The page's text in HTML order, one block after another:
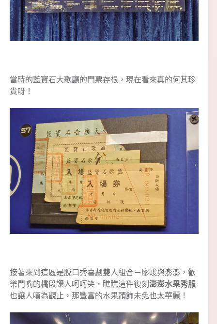
當時的藍寶石大歌廳的門票存根，現在看來真的何其珍
貴呀！
接著來到這區是脫口秀喜劇雙人組合－廖峻與澎澎，歡
樂鬥嘴的橋段讓人呵呵笑，瞧瞧這件復刻 澎澎水果秀服
也讓人嘆為觀止，那豐富的水果頭飾未免也太華麗！